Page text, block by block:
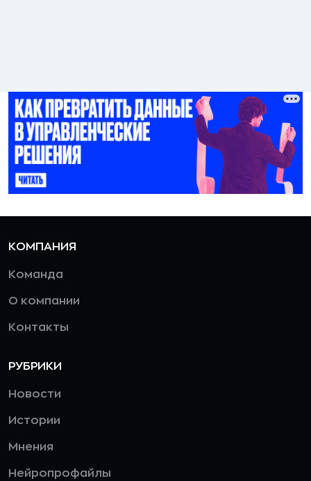
КОМПАНИЯ
Команда
О компании
Контакты
РУБРИКИ
Новости
Истории
Мнения
Нейропрофайлы